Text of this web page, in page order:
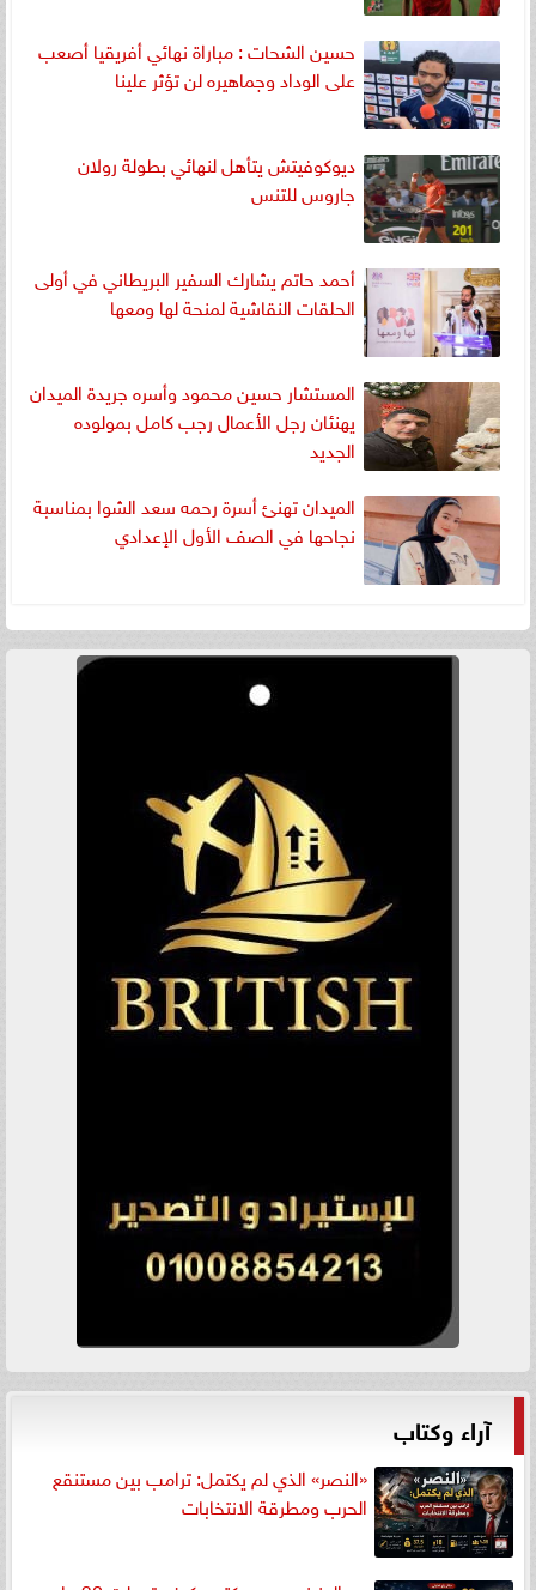
حسين الشحات : مباراة نهائي أفريقيا أصعب
على الوداد وجماهيره لن تؤثر علينا
ديوكوفيتش يتأهل لنهائي بطولة رولان
جاروس للتنس
أحمد حاتم يشارك السفير البريطاني في أولى
الحلقات النقاشية لمنحة لها ومعها
المستشار حسين محمود وأسره جريدة الميدان
يهنئان رجل الأعمال رجب كامل بمولوده
الجديد
الميدان تهنئ أسرة رحمه سعد الشوا بمناسبة
نجاحها في الصف الأول الإعدادي
آراء وكتاب
«النصر» الذي لم يكتمل: ترامب بين مستنقع
الحرب ومطرقة الانتخابات